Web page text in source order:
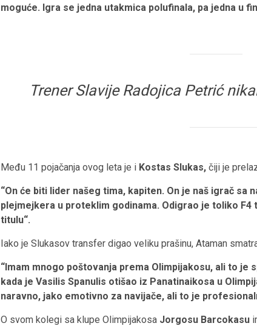
moguće. Igra se jedna utakmica polufinala, pa jedna u
Trener Slavije Radojica Petrić
Među 11 pojačanja ovog leta je i Kostas Slukas, čiji je
“On će biti lider našeg tima, kapiten. On je naš igrač sa
plejmejkera u proteklim godinama. Odigrao je toliko
titulu“.
Iako je Slukasov transfer digao veliku prašinu, Ataman
“Imam mnogo poštovanja prema Olimpijakosu, ali to
kada je Vasilis Spanulis otišao iz Panatinaikosa u
naravno, jako emotivno za navijače, ali to je
O svom kolegi sa klupe Olimpijakosa Jorgosu Barcokasu